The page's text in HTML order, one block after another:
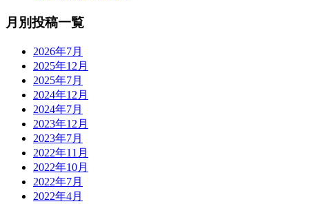
月別投稿一覧
2026年7月
2025年12月
2025年7月
2024年12月
2024年7月
2023年12月
2023年7月
2022年11月
2022年10月
2022年7月
2022年4月